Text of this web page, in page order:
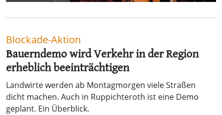
Blockade-Aktion
Bauerndemo wird Verkehr in der Region
erheblich beeinträchtigen
Landwirte werden ab Montagmorgen viele Straßen
dicht machen. Auch in Ruppichteroth ist eine Demo
geplant. Ein Überblick.